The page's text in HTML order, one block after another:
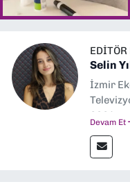
Selin
İzmir
2024
Devam Et